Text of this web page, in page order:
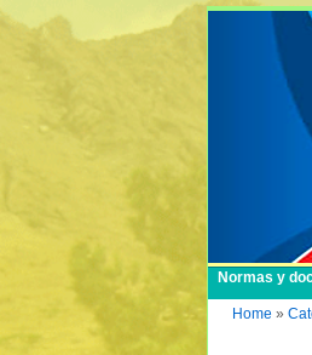
Normas y
Home »